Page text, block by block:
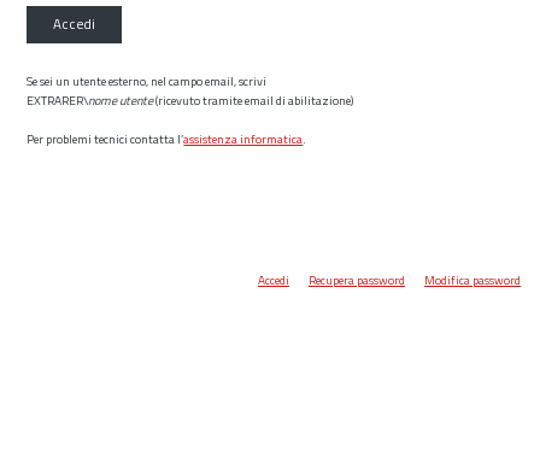
Accedi
Se sei un utente esterno, nel campo email, scrivi
EXTRARER\nome utente(ricevuto tramite email di abilitazione)
Per problemi tecnici contatta l’assistenza informatica.
Accedi Recupera password Modifica password